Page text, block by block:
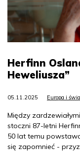
Herfinn
Heweliusza”
05.11.2025 Europa i
Między
stoczni 87-letni
50 lat temu
się zapomnieć -